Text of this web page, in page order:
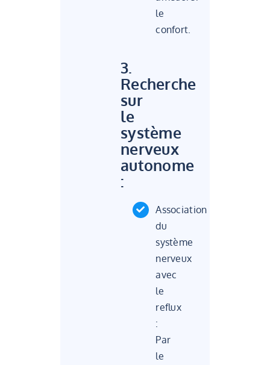
le
confort.
3.
Recherche
sur
le
système
nerveux
autonome
:
Association
du
système
nerveux
avec
le
reflux
:
Par
le